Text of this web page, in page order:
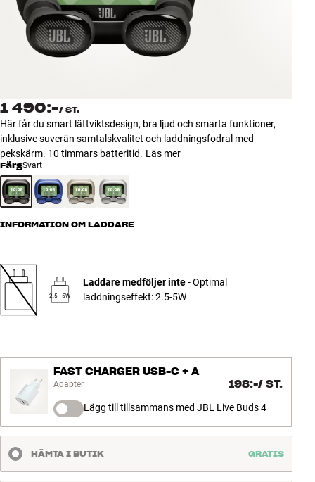
Tillbehör
INSPIRATION
NYHETER
ERBJUDANDEN
Hitta Butik
Kundtjänst
Logga in
Företag
1 490:-/ ST.
Här får du smart lättviktsdesign, bra ljud och smarta funktioner,
inklusive suverän samtalskvalitet och laddningsfodral med
pekskärm. 10 timmars batteritid. Läs mer
FärgSvart
INFORMATION OM LADDARE
2.5 - 5W
Laddare medföljer inte- Optimal
laddningseffekt: 2.5-5W
FAST CHARGER USB-C + A
Adapter 198:-/ ST.
Lägg till tillsammans med JBL Live Buds 4
HÄMTA I BUTIK GRATIS